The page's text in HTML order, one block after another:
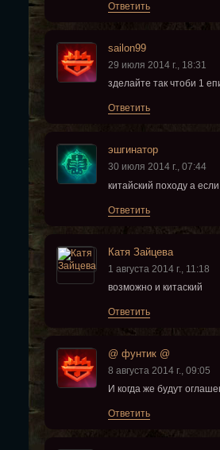
Ответить
sailon99
29 июля 2014 г., 18:31
зделайте так чтоби 1
Ответить
эшгинатор
30 июля 2014 г., 07:44
китайский походу а
Ответить
Катя Зайцева
1 августа 2014 г., 11:18
возможно и китаский
Ответить
@ фунтик @
8 августа 2014 г., 09:05
И когда же будут
Ответить